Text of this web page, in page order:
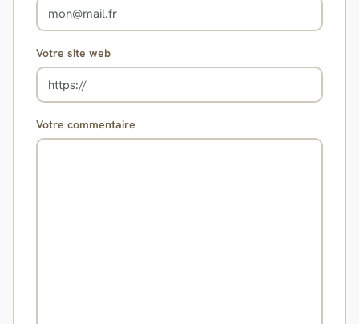
Votre site web
Votre commentaire